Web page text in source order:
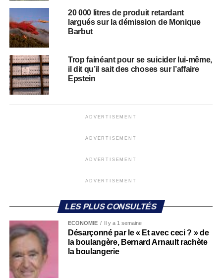
20 000 litres de produit retardant
largués sur la démission de Monique
Barbut
Trop fainéant pour se suicider lui-même,
il dit qu’il sait des choses sur l’affaire
Epstein
ADVERTISEMENT
ADVERTISEMENT
ADVERTISEMENT
ADVERTISEMENT
LES PLUS CONSULTÉS
ECONOMIE Il y a 1 semaine
Désarçonné par le « Et avec ceci ? » de
la boulangère, Bernard Arnault rachète
la boulangerie